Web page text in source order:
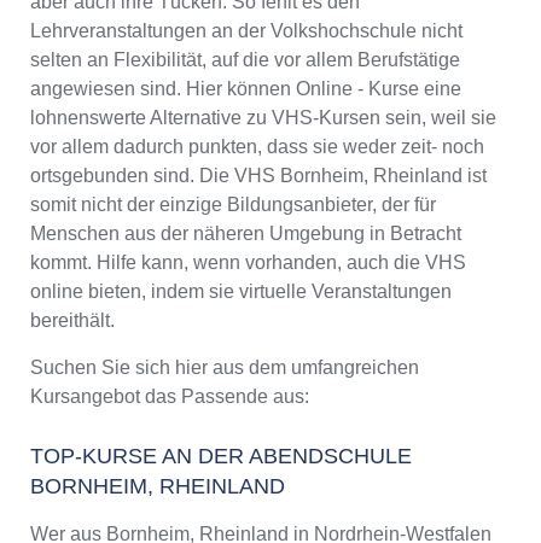
Lehrveranstaltungen an der Volkshochschule nicht
selten an Flexibilität, auf die vor allem Berufstätige
angewiesen sind. Hier können Online - Kurse eine
lohnenswerte Alternative zu VHS-Kursen sein, weil sie
vor allem dadurch punkten, dass sie weder zeit- noch
ortsgebunden sind. Die VHS Bornheim, Rheinland ist
somit nicht der einzige Bildungsanbieter, der für
Menschen aus der näheren Umgebung in Betracht
kommt. Hilfe kann, wenn vorhanden, auch die VHS
online bieten, indem sie virtuelle Veranstaltungen
bereithält.
Suchen Sie sich hier aus dem umfangreichen
Kursangebot das Passende aus:
TOP-KURSE AN DER ABENDSCHULE
BORNHEIM, RHEINLAND
Wer aus Bornheim, Rheinland in Nordrhein-Westfalen